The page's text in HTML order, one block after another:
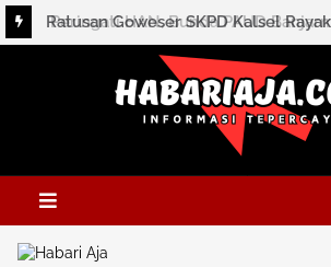
Peringati HAN, Bunda PAUD
Wujudkan Tiga Gerakan Masa Depan